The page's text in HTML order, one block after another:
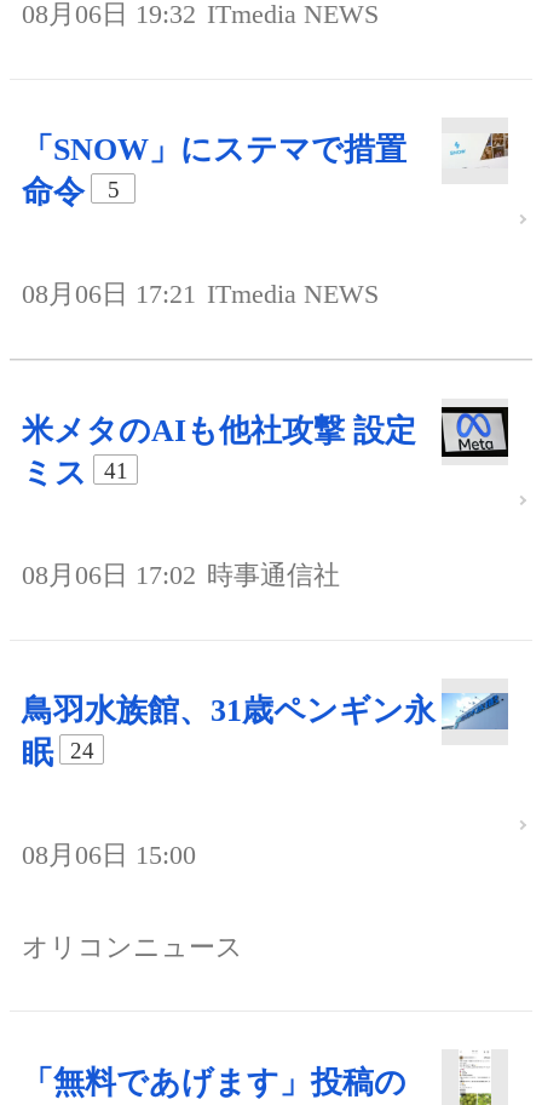
08月06日 19:32 ITmedia NEWS
「SNOW」にステマで措置
命令
5
08月06日 17:21 ITmedia NEWS
米メタのAIも他社攻撃 設定
ミス
41
08月06日 17:02 時事通信社
鳥羽水族館、31歳ペンギン永
眠
24
08月06日 15:00
オリコンニュース
「無料であげます」投稿の